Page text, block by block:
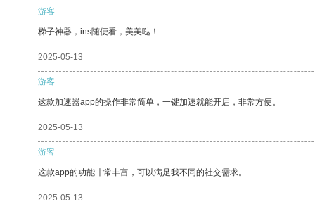
游客
梯子神器，ins随便看，美美哒！
2025-05-13
游客
这款加速器app的操作非常简单，一键加速就能开启，非常方便。
2025-05-13
游客
这款app的功能非常丰富，可以满足我不同的社交需求。
2025-05-13